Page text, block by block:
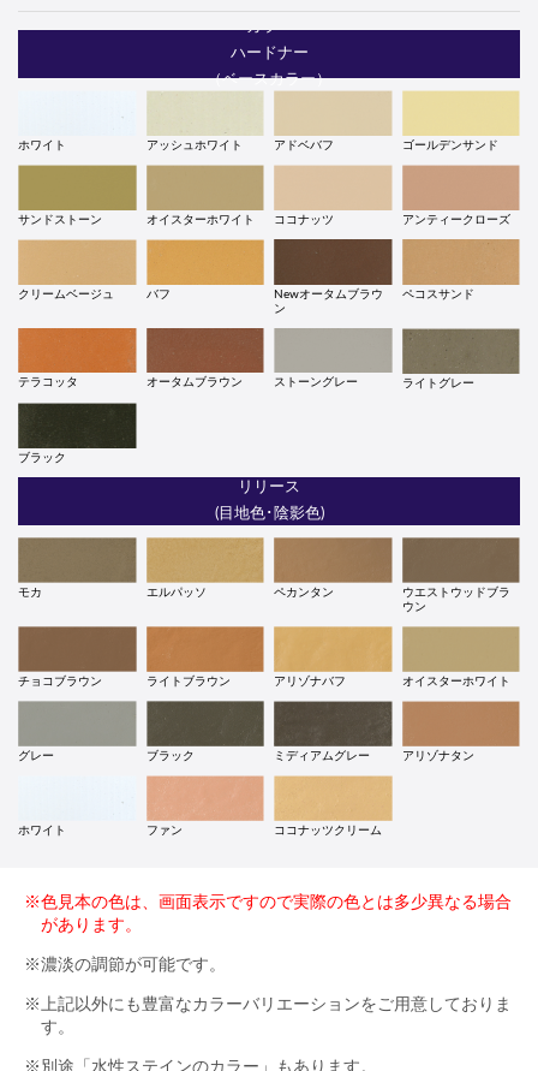
カラー
ハードナー
（ベースカラー）
ホワイト アッシュホワイト アドベバフ ゴールデンサンド
サンドストーン オイスターホワイト ココナッツ アンティークローズ
クリームベージュ バフ
Newオータムブラウ
ン
ペコスサンド
テラコッタ オータムブラウン ストーングレー ライトグレー
ブラック
リリース
(目地色･陰影色)
モカ エルパッソ ペカンタン
ウエストウッドブラ
ウン
チョコブラウン ライトブラウン アリゾナバフ オイスターホワイト
グレー ブラック ミディアムグレー アリゾナタン
ホワイト ファン ココナッツクリーム
※色見本の色は、画面表示ですので実際の色とは多少異なる場合
があります。
※濃淡の調節が可能です。
※上記以外にも豊富なカラーバリエーションをご用意しておりま
す。
※別途「水性ステインのカラー」もあります。